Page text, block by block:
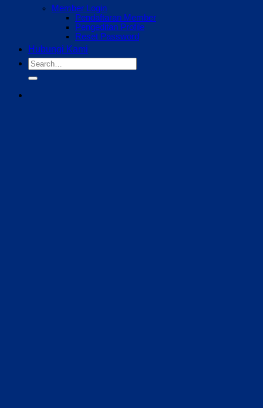
Member Login
Pendaftaran Member
Pengeditan Profile
Reset Password
Hubungi Kami